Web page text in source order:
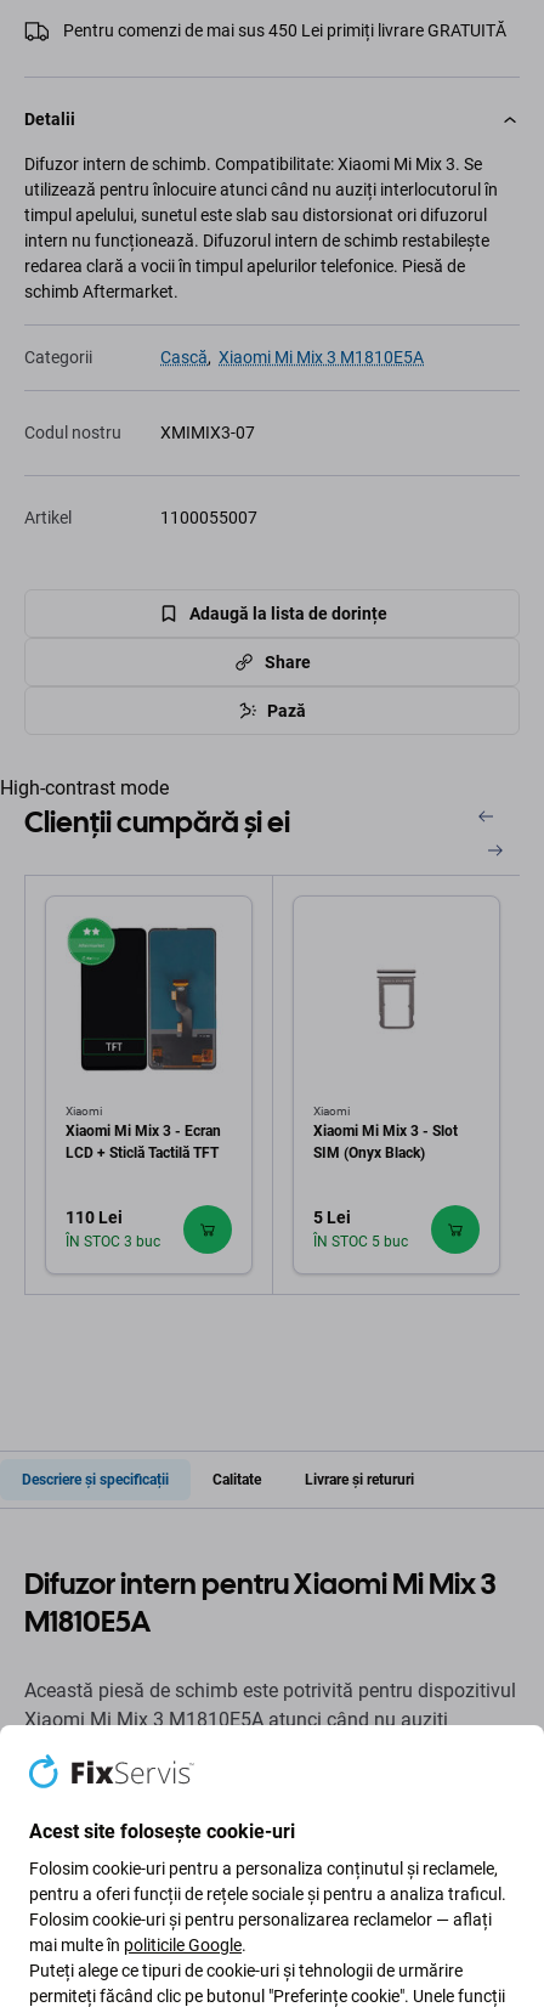
Pentru comenzi de mai sus 450 Lei primiți livrare GRATUITĂ
Detalii
Difuzor intern de schimb. Compatibilitate: Xiaomi Mi Mix 3. Se
utilizează pentru înlocuire atunci când nu auziți interlocutorul în
timpul apelului, sunetul este slab sau distorsionat ori difuzorul
intern nu funcționează. Difuzorul intern de schimb restabilește
redarea clară a vocii în timpul apelurilor telefonice. Piesă de
schimb Aftermarket.
Categorii Cască, Xiaomi Mi Mix 3 M1810E5A
Codul nostru XMIMIX3-07
Artikel 1100055007
Adaugă la lista de dorințe
Share
Pază
High-contrast mode
Clienții cumpără și ei
Xiaomi
Xiaomi Mi Mix 3 - Ecran
LCD + Sticlă Tactilă TFT
110 Lei
ÎN STOC 3 buc
Xiaomi
Xiaomi Mi Mix 3 - Slot
SIM (Onyx Black)
5 Lei
ÎN STOC 5 buc
Descriere și specificații Calitate Livrare și retururi
Difuzor intern pentru Xiaomi Mi Mix 3
M1810E5A
Această piesă de schimb este potrivită pentru dispozitivul
Xiaomi Mi Mix 3 M1810E5A atunci când nu auziți
interlocutorul în timpul apelului, sunetul este slab sau
distorsionat ori difuzorul intern nu funcționează.
Difuzorul intern de schimb restabilește redarea clară a
vocii în timpul apelurilor telefonice.
Calitatea piesei de schimb
Acest site folosește cookie-uri
Folosim cookie-uri pentru a personaliza conținutul și reclamele,
pentru a oferi funcții de rețele sociale și pentru a analiza traficul.
Folosim cookie-uri și pentru personalizarea reclamelor — aflați
mai multe în politicile Google.
Puteți alege ce tipuri de cookie-uri și tehnologii de urmărire
permiteți făcând clic pe butonul "Preferințe cookie". Unele funcții